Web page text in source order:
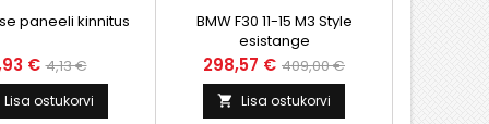
paneeli kinnitus
€ Tavahind
4,13 €
Lisa ostukorvi
BMW F30 11-15 M3 Style
esistange
Hind
298,57 € Tavahind
409,00 €
 Lisa ostukorvi